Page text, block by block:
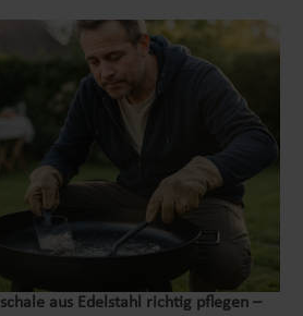
aus Edelstahl richtig pflegen –